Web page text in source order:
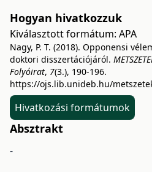
Hogyan hivatkozzuk
Kiválasztott formátum: APA
Nagy, P. T. (2018). Opponensi
doktori disszertációjáról.
Folyóirat, 7(3.), 190-196.
https://ojs.lib.unideb.hu/
Hivatkozási formátumok
Absztrakt
-